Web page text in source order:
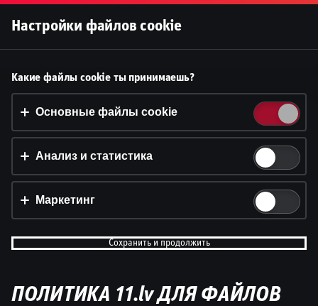
Принять файлы cookie?
На этом веб-сайте используются 3 различных типа
файлов cookie: основные, отслеживающие и
Принять всё
Настройки и информация
Настройки файлов cookie
Какие файлы cookie ты принимаешь?
Основные файлы cookie
Анализ и статистика
Маркетинг
Сохранить и продолжить
ПОЛИТИКА 11.lv ДЛЯ ФАЙЛОВ